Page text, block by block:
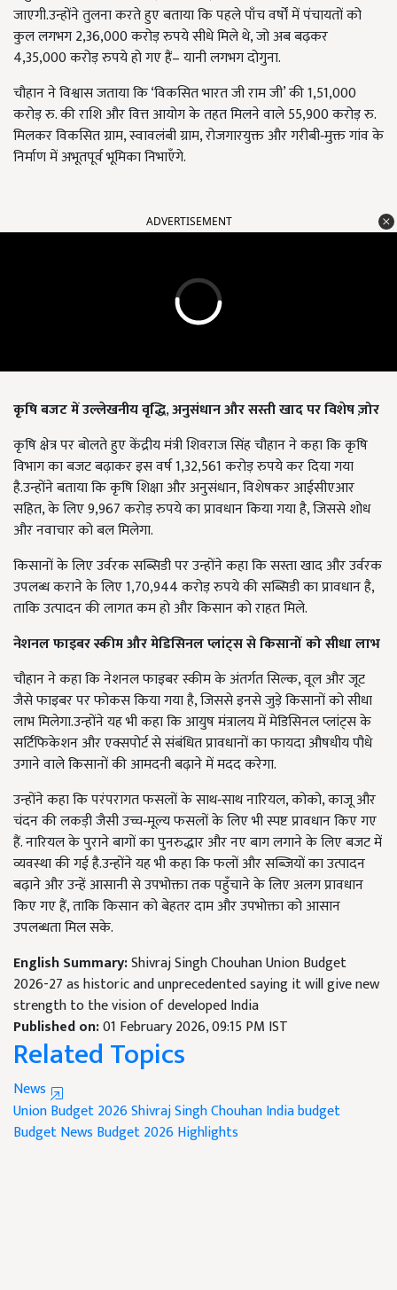
जाएगी.उन्होंने तुलना करते हुए बताया कि पहले पाँच वर्षों में पंचायतों को
कुल लगभग 2,36,000 करोड़ रुपये सीधे मिले थे, जो अब बढ़कर
4,35,000 करोड़ रुपये हो गए हैं– यानी लगभग दोगुना.
चौहान ने विश्वास जताया कि ‘विकसित भारत जी राम जी’ की 1,51,000
करोड़ रु. की राशि और वित्त आयोग के तहत मिलने वाले 55,900 करोड़ रु.
मिलकर विकसित ग्राम, स्वावलंबी ग्राम, रोजगारयुक्त और गरीबी‑मुक्त गांव के
निर्माण में अभूतपूर्व भूमिका निभाएँगे.
ADVERTISEMENT
कृषि बजट में उल्लेखनीय वृद्धि,अनुसंधान और सस्ती खाद पर विशेष ज़ोर
कृषि क्षेत्र पर बोलते हुए केंद्रीय मंत्री शिवराज सिंह चौहान ने कहा कि कृषि
विभाग का बजट बढ़ाकर इस वर्ष 1,32,561 करोड़ रुपये कर दिया गया
है.उन्होंने बताया कि कृषि शिक्षा और अनुसंधान, विशेषकर आईसीएआर
सहित, के लिए 9,967 करोड़ रुपये का प्रावधान किया गया है, जिससे शोध
और नवाचार को बल मिलेगा.
किसानों के लिए उर्वरक सब्सिडी पर उन्होंने कहा कि सस्ता खाद और उर्वरक
उपलब्ध कराने के लिए 1,70,944 करोड़ रुपये की सब्सिडी का प्रावधान है,
ताकि उत्पादन की लागत कम हो और किसान को राहत मिले.
नेशनल फाइबर स्कीम और मेडिसिनल प्लांट्स से किसानों को सीधा लाभ
चौहान ने कहा कि नेशनल फाइबर स्कीम के अंतर्गत सिल्क, वूल और जूट
जैसे फाइबर पर फोकस किया गया है, जिससे इनसे जुड़े किसानों को सीधा
लाभ मिलेगा.उन्होंने यह भी कहा कि आयुष मंत्रालय में मेडिसिनल प्लांट्स के
सर्टिफिकेशन और एक्सपोर्ट से संबंधित प्रावधानों का फायदा औषधीय पौधे
उगाने वाले किसानों की आमदनी बढ़ाने में मदद करेगा.
उन्होंने कहा कि परंपरागत फसलों के साथ‑साथ नारियल, कोको, काजू और
चंदन की लकड़ी जैसी उच्च‑मूल्य फसलों के लिए भी स्पष्ट प्रावधान किए गए
हैं. नारियल के पुराने बागों का पुनरुद्धार और नए बाग लगाने के लिए बजट में
व्यवस्था की गई है.उन्होंने यह भी कहा कि फलों और सब्ज़ियों का उत्पादन
बढ़ाने और उन्हें आसानी से उपभोक्ता तक पहुँचाने के लिए अलग प्रावधान
किए गए हैं, ताकि किसान को बेहतर दाम और उपभोक्ता को आसान
उपलब्धता मिल सके.
English Summary:Shivraj Singh Chouhan Union Budget
2026-27 as historic and unprecedented saying it will give new
strength to the vision of developed India
Published on:01 February 2026, 09:15 PM IST
Related Topics
News
Union Budget 2026Shivraj Singh ChouhanIndia budget
Budget News Budget 2026 Highlights